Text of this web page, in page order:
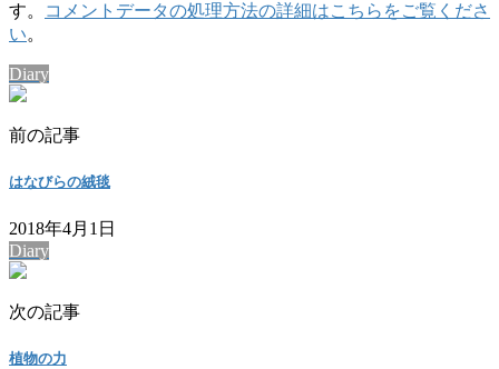
す。
コメントデータの処理方法の詳細はこちらをご覧くださ
い。
Diary
前の記事
はなびらの絨毯
2018年4月1日
Diary
次の記事
植物の力